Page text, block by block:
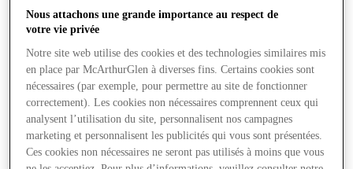
Offres
Nous attachons une grande importance au respect de
votre vie privée
Notre site web utilise des cookies et des technologies similaires mis
en place par McArthurGlen à diverses fins. Certains cookies sont
nécessaires (par exemple, pour permettre au site de fonctionner
correctement). Les cookies non nécessaires comprennent ceux qui
analysent l’utilisation du site, personnalisent nos campagnes
marketing et personnalisent les publicités qui vous sont présentées.
Ces cookies non nécessaires ne seront pas utilisés à moins que vous